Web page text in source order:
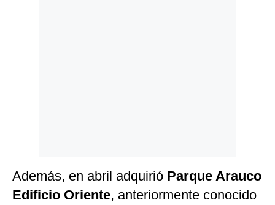
Además, en abril adquirió Parque Arauco
Edificio Oriente, anteriormente conocido